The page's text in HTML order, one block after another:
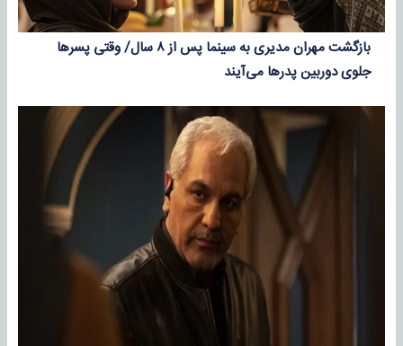
بازگشت مهران مدیری به سینما پس از ۸ سال/ وقتی پسرها
جلوی دوربین پدرها می‌آیند